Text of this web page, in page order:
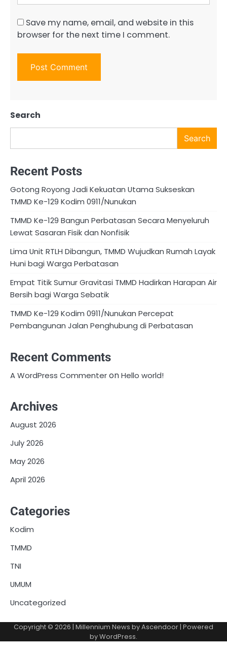
Save my name, email, and website in this
browser for the next time I comment.
Search
Search
Recent Posts
Gotong Royong Jadi Kekuatan Utama Sukseskan
TMMD Ke-129 Kodim 0911/Nunukan
TMMD Ke-129 Bangun Perbatasan Secara Menyeluruh
Lewat Sasaran Fisik dan Nonfisik
Lima Unit RTLH Dibangun, TMMD Wujudkan Rumah Layak
Huni bagi Warga Perbatasan
Empat Titik Sumur Gravitasi TMMD Hadirkan Harapan Air
Bersih bagi Warga Sebatik
TMMD Ke-129 Kodim 0911/Nunukan Percepat
Pembangunan Jalan Penghubung di Perbatasan
Recent Comments
A WordPress CommenteronHello world!
Archives
August 2026
July 2026
May 2026
April 2026
Categories
Kodim
TMMD
TNI
UMUM
Uncategorized
Copyright © 2026 | Millennium News byAscendoor| Powered
byWordPress.